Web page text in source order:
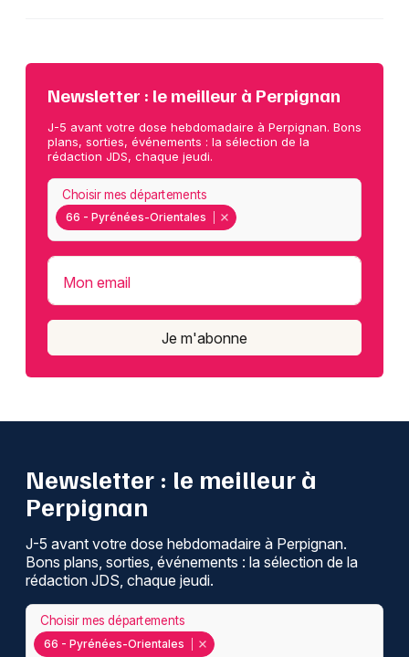
Newsletter : le meilleur à Perpignan
J-5 avant votre dose hebdomadaire à Perpignan. Bons
plans, sorties, événements : la sélection de la
rédaction JDS, chaque jeudi.
66 - Pyrénées-Orientales
Choisir mes départements
Mon email
Je m'abonne
Newsletter : le meilleur à
Perpignan
J-5 avant votre dose hebdomadaire à Perpignan.
Bons plans, sorties, événements : la sélection de la
rédaction JDS, chaque jeudi.
66 - Pyrénées-Orientales
Choisir mes départements